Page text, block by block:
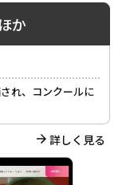
か
れ、コンクールに
詳しく見る